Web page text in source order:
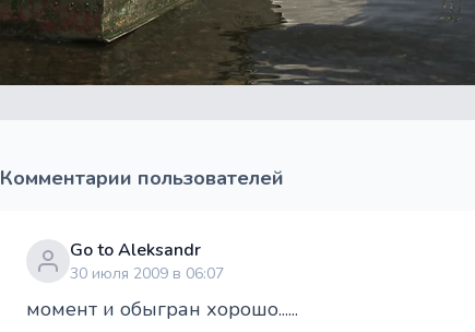
Комментарии пользователей
Go to Aleksandr
30 июля 2009 в 06:07
момент и обыгран хорошо......